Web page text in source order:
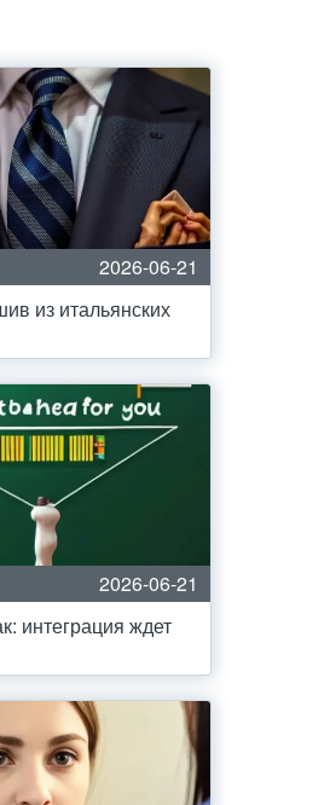
2026-06-21
из итальянских
2026-06-21
интеграция ждет